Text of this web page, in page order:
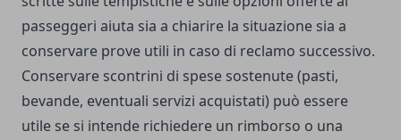
passeggeri aiuta sia a chiarire la situazione sia a
conservare prove utili in caso di reclamo successivo.
Conservare scontrini di spese sostenute (pasti,
bevande, eventuali servizi acquistati) può essere
utile se si intende richiedere un rimborso o una